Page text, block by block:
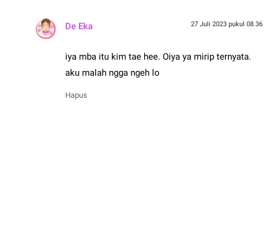
De Eka 27 Juli 2023 pukul 08.36
iya mba itu kim tae hee. Oiya ya mirip ternyata.
aku malah ngga ngeh lo
Hapus